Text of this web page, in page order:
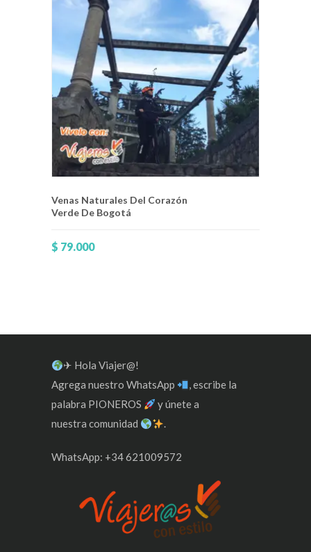
Venas Naturales Del Corazón
Verde De Bogotá
$ 79.000
✈ Hola Viajer@!
Agrega nuestro WhatsApp
, escribe la
palabra PIONEROS
y únete a
nuestra comunidad
.
WhatsApp: +34 621009572